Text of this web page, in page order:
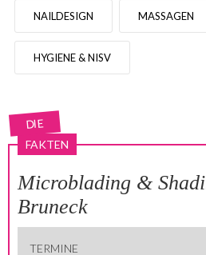
NAILDESIGN MASSAGEN
HYGIENE & NISV
DIE
FAKTEN
Microblading &
Bruneck
TERMINE
Leitbild
News
Kontakt